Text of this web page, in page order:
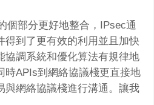
部分更好地整合，IPsec通
得到了更有效的利用並且加快
協調系統和優化算法有規律地
時APIs到網絡協議棧更直接地
與網絡協議棧進行溝通。讓我